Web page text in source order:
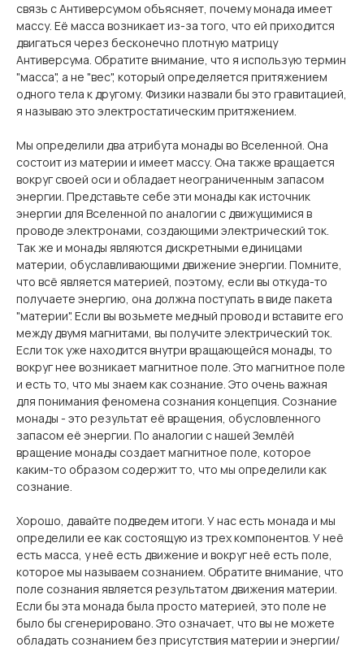
связь с Антиверсумом объясняет, почему монада имеет
массу. Её масса возникает из-за того, что ей приходится
двигаться через бесконечно плотную матрицу
Антиверсума. Обратите внимание, что я использую термин
"масса", а не "вес", который определяется притяжением
одного тела к другому. Физики назвали бы это гравитацией,
я называю это электростатическим притяжением.
Мы определили два атрибута монады во Вселенной. Она
состоит из материи и имеет массу. Она также вращается
вокруг своей оси и обладает неограниченным запасом
энергии. Представьте себе эти монады как источник
энергии для Вселенной по аналогии с движущимися в
проводе электронами, создающими электрический ток.
Так же и монады являются дискретными единицами
материи, обуславливающими движение энергии. Помните,
что всё является материей, поэтому, если вы откуда-то
получаете энергию, она должна поступать в виде пакета
"материи". Если вы возьмете медный провод и вставите его
между двумя магнитами, вы получите электрический ток.
Если ток уже находится внутри вращающейся монады, то
вокруг нее возникает магнитное поле. Это магнитное поле
и есть то, что мы знаем как сознание. Это очень важная
для понимания феномена сознания концепция. Сознание
монады - это результат её вращения, обусловленного
запасом её энергии. По аналогии с нашей Землёй
вращение монады создает магнитное поле, которое
каким-то образом содержит то, что мы определили как
сознание.
Хорошо, давайте подведем итоги. У нас есть монада и мы
определили ее как состоящую из трех компонентов. У неё
есть масса, у неё есть движение и вокруг неё есть поле,
которое мы называем сознанием. Обратите внимание, что
поле сознания является результатом движения материи.
Если бы эта монада была просто материей, это поле не
было бы сгенерировано. Это означает, что вы не можете
обладать сознанием без присутствия материи и энергии/